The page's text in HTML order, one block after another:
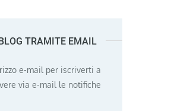
TRAMITE EMAIL
e-mail per iscriverti a
via e-mail le notifiche